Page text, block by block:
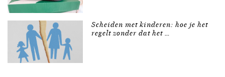
Scheiden met kinderen: hoe je het
regelt zonder dat het …